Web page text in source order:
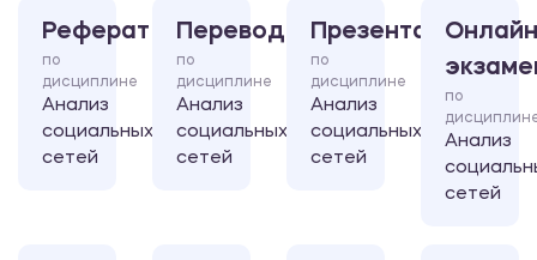
Реферат
по
дисциплине
Анализ
социальных
сетей
Перевод
по
дисциплине
Анализ
социальных
сетей
Презентация
по
дисциплине
Анализ
социальных
сетей
по
Анализ
сетей